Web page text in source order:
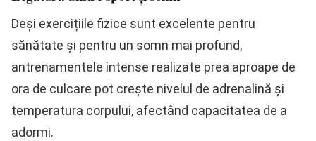
Deși exercițiile fizice sunt excelente pentru
sănătate și pentru un somn mai profund,
antrenamentele intense realizate prea aproape de
ora de culcare pot crește nivelul de adrenalină și
temperatura corpului, afectând capacitatea de a
adormi.